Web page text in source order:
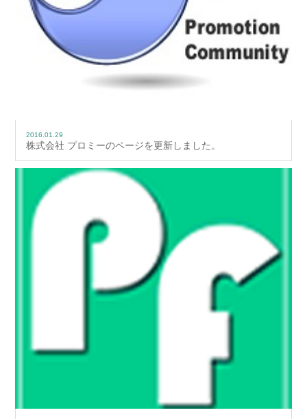
2016.01.29
株式会社 プロミーのページを更新しました。